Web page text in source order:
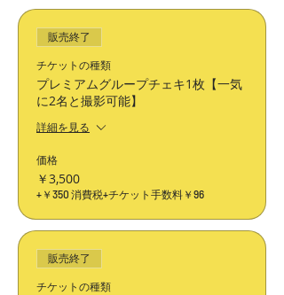
販売終了
チケットの種類
プレミアムグループチェキ1枚【一気
に2名と撮影可能】
詳細を見る
価格
￥3,500
+￥350 消費税+チケット手数料￥96
販売終了
チケットの種類